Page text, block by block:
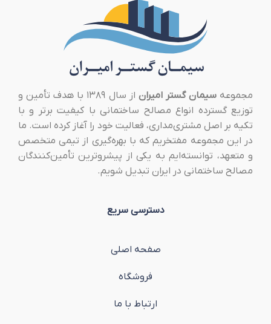
مجموعهسیمان گستر امیران
از سال ۱۳۸۹ با هدف تأمین و
توزیع گسترده انواع مصالح ساختمانی با کیفیت برتر و با
تکیه بر اصل مشتری‌مداری، فعالیت خود را آغاز کرده است. ما
در این مجموعه مفتخریم که با بهره‌گیری از تیمی متخصص
و متعهد، توانسته‌ایم به یکی از پیشروترین تأمین‌کنندگان
مصالح ساختمانی در ایران تبدیل شویم.
دسترسی سریع
صفحه اصلی
فروشگاه
ارتباط با ما